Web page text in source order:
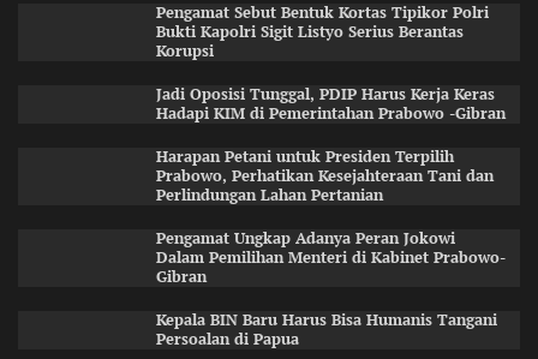
Pengamat Sebut Bentuk Kortas Tipikor Polri
Bukti Kapolri Sigit Listyo Serius Berantas
Korupsi
Jadi Oposisi Tunggal, PDIP Harus Kerja Keras
Hadapi KIM di Pemerintahan Prabowo -Gibran
Harapan Petani untuk Presiden Terpilih
Prabowo, Perhatikan Kesejahteraan Tani dan
Perlindungan Lahan Pertanian
Pengamat Ungkap Adanya Peran Jokowi
Dalam Pemilihan Menteri di Kabinet Prabowo-
Gibran
Kepala BIN Baru Harus Bisa Humanis Tangani
Persoalan di Papua